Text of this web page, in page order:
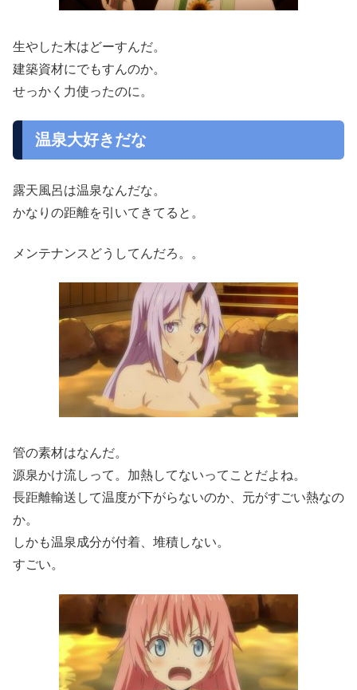
生やした木はどーすんだ。
建築資材にでもすんのか。
せっかく力使ったのに。
温泉大好きだな
露天風呂は温泉なんだな。
かなりの距離を引いてきてると。
メンテナンスどうしてんだろ。。
管の素材はなんだ。
源泉かけ流しって。加熱してないってことだよね。
長距離輸送して温度が下がらないのか、元がすごい熱なの
か。
しかも温泉成分が付着、堆積しない。
すごい。